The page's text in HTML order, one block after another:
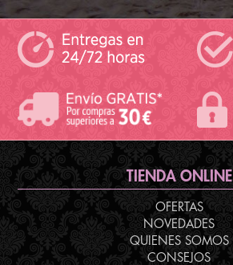
TIENDA ONLINE
OFERTAS
NOVEDADES
QUIENES SOMOS
CONSEJOS